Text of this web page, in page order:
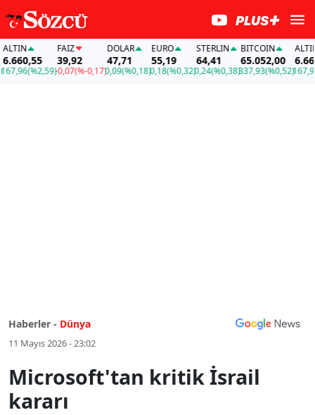
(%2,59)
FAİZ
39,92
-0,07(%-0,17)
DOLAR
47,71
0,09(%0,18)
EURO
55,19
0,18(%0,32)
STERLIN
64,41
0,24(%0,38)
BITCOIN
65.052,00
337,93(%0,52)
ALTIN
167,96
Haberler - Dünya
11 Mayıs 2026 - 23:02
Microsoft'tan kritik İsrail
kararı